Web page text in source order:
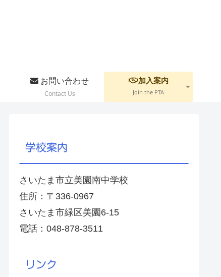
お問い合わせ
Contact Us
加入案内
Join the PTA
学校案内
さいたま市立美園南中学校
住所：〒336-0967
さいたま市緑区美園6-15
電話：048-878-3511
リンク